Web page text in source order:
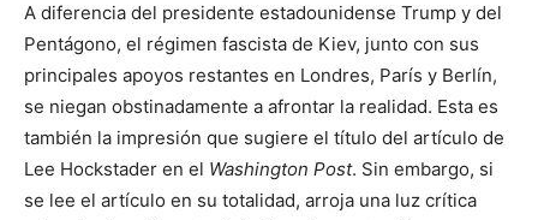
A diferencia del presidente estadounidense Trump y del
Pentágono, el régimen fascista de Kiev, junto con sus
principales apoyos restantes en Londres, París y Berlín,
se niegan obstinadamente a afrontar la realidad. Esta es
también la impresión que sugiere el título del artículo de
Lee Hockstader en el Washington Post. Sin embargo, si
se lee el artículo en su totalidad, arroja una luz crítica